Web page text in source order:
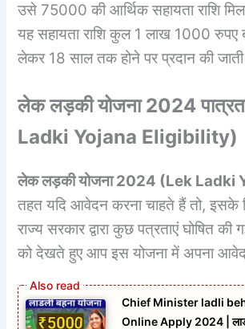
उसे 75000 की आर्थिक सहायता राशि
यह सहायता राशि कुल 1 लाख 1000 रुपए
लेकर 18 साल तक होने पर प्रदान की
लेक लड़की योजना 2024
Ladki Yojana Eligibility)
लेक लड़की योजना 2024 (Lek Ladki
तहत यदि आवेदन करना चाहते हैं तो, इसके
राज्य सरकार द्वारा कुछ पत्रताएं घोषित की
को देखते हुए आप इस योजना में अपना
Chief Minister ladli
Online Apply 2024 |